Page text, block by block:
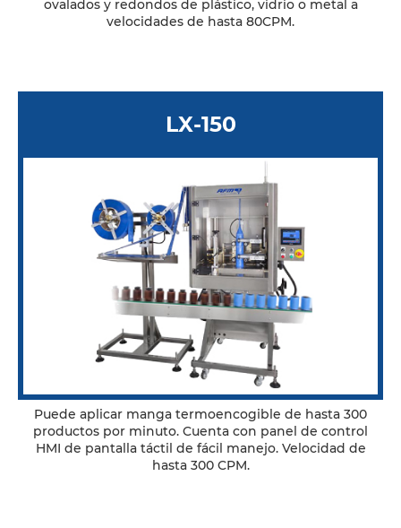
ovalados y redondos de plástico, vidrio o metal a
velocidades de hasta 80CPM.
LX-150
Puede aplicar manga termoencogible de hasta 300
productos por minuto. Cuenta con panel de control
HMI de pantalla táctil de fácil manejo. Velocidad de
hasta 300 CPM.